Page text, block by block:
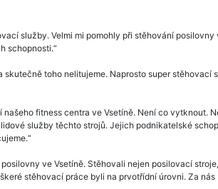
služby. Velmi mi pomohly při stěhování posilovny
schopnosti.
toho nelitujeme. Naprosto super stěhovací
fitness centra ve Vsetíně. Není co vytknout.
služby těchto strojů. Jejich podnikatelské
ve Vsetíně. Stěhovali nejen posilovací
stěhovací práce byli na prvotřídní úrovni. Za nás